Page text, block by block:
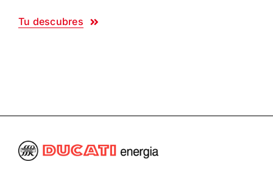
Tu descubres